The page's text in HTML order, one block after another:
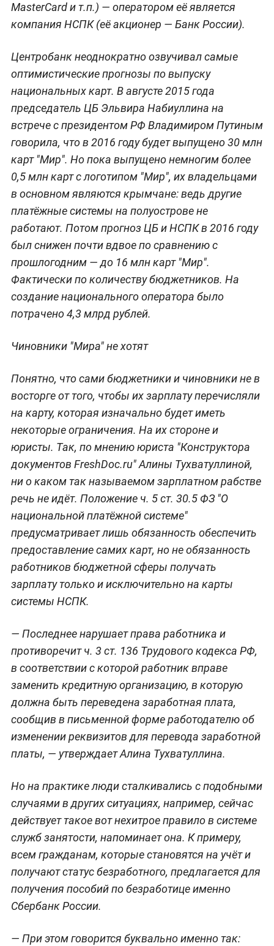
MasterCard и т.п.) — оператором её является
компания НСПК (её акционер — Банк России).
Центробанк неоднократно озвучивал самые
оптимистические прогнозы по выпуску
национальных карт. В августе 2015 года
председатель ЦБ Эльвира Набиуллина на
встрече с президентом РФ Владимиром Путиным
говорила, что в 2016 году будет выпущено 30 млн
карт "Мир". Но пока выпущено немногим более
0,5 млн карт с логотипом "Мир", их владельцами
в основном являются крымчане: ведь другие
платёжные системы на полуострове не
работают. Потом прогноз ЦБ и НСПК в 2016 году
был снижен почти вдвое по сравнению с
прошлогодним — до 16 млн карт "Мир".
Фактически по количеству бюджетников. На
создание национального оператора было
потрачено 4,3 млрд рублей.
Чиновники "Мира" не хотят
Понятно, что сами бюджетники и чиновники не в
восторге от того, чтобы их зарплату перечисляли
на карту, которая изначально будет иметь
некоторые ограничения. На их стороне и
юристы. Так, по мнению юриста "Конструктора
документов FreshDoc.ru" Алины Тухватуллиной,
ни о каком так называемом зарплатном рабстве
речь не идёт. Положение ч. 5 ст. 30.5 ФЗ "О
национальной платёжной системе"
предусматривает лишь обязанность обеспечить
предоставление самих карт, но не обязанность
работников бюджетной сферы получать
зарплату только и исключительно на карты
системы НСПК.
— Последнее нарушает права работника и
противоречит ч. 3 ст. 136 Трудового кодекса РФ,
в соответствии с которой работник вправе
заменить кредитную организацию, в которую
должна быть переведена заработная плата,
сообщив в письменной форме работодателю об
изменении реквизитов для перевода заработной
платы, — утверждает Алина Тухватуллина.
Но на практике люди сталкивались с подобными
случаями в других ситуациях, например, сейчас
действует такое вот нехитрое правило в системе
служб занятости, напоминает она. К примеру,
всем гражданам, которые становятся на учёт и
получают статус безработного, предлагается для
получения пособий по безработице именно
Сбербанк России.
— При этом говорится буквально именно так: